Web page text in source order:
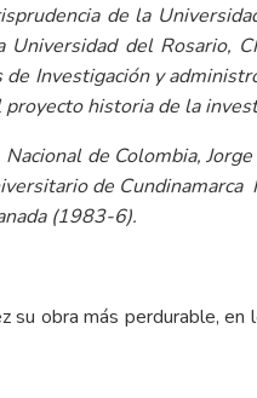
de la
del Rosario,
Investigación y
historia de la
de Colombia,
de
(1983-6).
obra más perdurable,